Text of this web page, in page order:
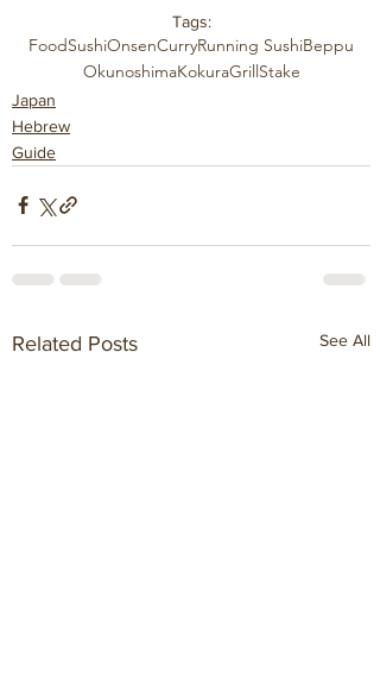
Tags:
FoodSushiOnsenCurryRunning SushiBeppu
OkunoshimaKokuraGrillStake
Japan
Hebrew
Guide
Related Posts See All